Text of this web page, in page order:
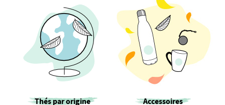
Thés par origine Accessoires